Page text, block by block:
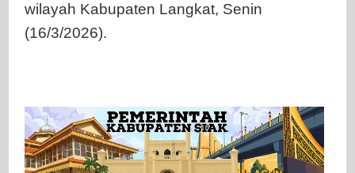
wilayah Kabupaten Langkat, Senin
(16/3/2026).